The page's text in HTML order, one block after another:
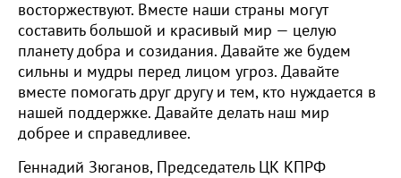
восторжествуют. Вместе наши страны могут
составить большой и красивый мир — целую
планету добра и созидания. Давайте же будем
сильны и мудры перед лицом угроз. Давайте
вместе помогать друг другу и тем, кто нуждается в
нашей поддержке. Давайте делать наш мир
добрее и справедливее.
Геннадий Зюганов, Председатель ЦК КПРФ